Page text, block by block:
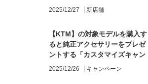
2025/12/27 新店舗
【KTM】の対象モデルを購入す
ると純正アクセサリーをプレゼ
ントする「カスタマイズキャン
ペーン」を実施
2025/12/26 キャンペーン